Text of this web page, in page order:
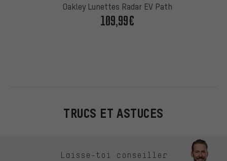
Oakley Lunettes Radar EV Path
109,99€
TRUCS ET ASTUCES
Laisse-toi conseiller